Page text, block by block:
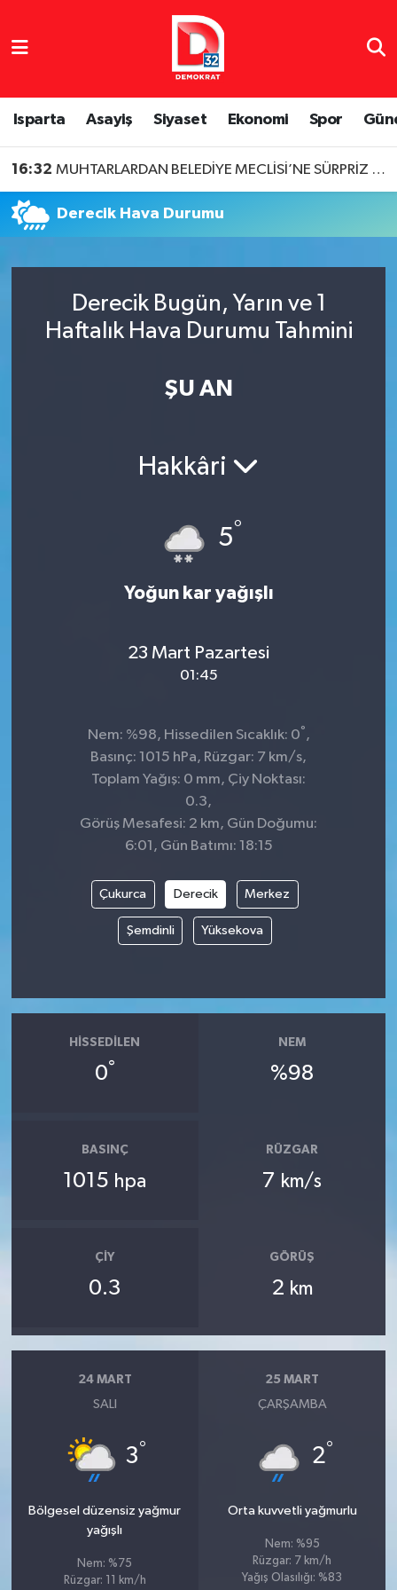
Isparta Asayiş Siyaset Ekonomi Spor
16:32 MUHTARLARDAN BELEDİYE MECLİSİ’NE SÜRPRİZ ZİYARET
Derecik Hava Durumu
Derecik Bugün, Yarın ve 1
Haftalık Hava Durumu Tahmini
ŞU AN
Hakkâri
5°
Yoğun kar yağışlı
23 Mart Pazartesi
01:45
Nem: %98, Hissedilen Sıcaklık: 0°,
Basınç: 1015 hPa, Rüzgar: 7 km/s,
Toplam Yağış: 0 mm, Çiy Noktası:
0.3,
Görüş Mesafesi: 2 km, Gün Doğumu:
6:01, Gün Batımı: 18:15
Çukurca Derecik Merkez
Şemdinli Yüksekova
HISSEDILEN
0°
NEM
%98
BASINÇ
1015 hpa
RÜZGAR
7 km/s
ÇIY
0.3
GÖRÜŞ
2 km
24 MART
SALI
3°
Bölgesel düzensiz yağmur
yağışlı
Nem: %75
Rüzgar: 11 km/h
25 MART
ÇARŞAMBA
2°
Orta kuvvetli yağmurlu
Nem: %95
Rüzgar: 7 km/h
Yağış Olasılığı: %83
Isparta Nöbetçi Eczaneler
Isparta Hava Durumu
Tüm Manşetler
Son Dakika Haberleri